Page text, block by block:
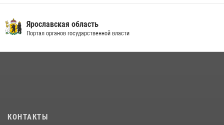
Росгвардейцы оказали помощь пострадавшему в ДТП
мотоциклисту в Ярославле
СОВЕРШИЛИ БОЛЕЕ 300 ВЫЕЗДОВ ПО СИГНАЛАМ «ТРЕВОГА»
Ярославская область
Портал органов государственной власти
КОНТАКТЫ